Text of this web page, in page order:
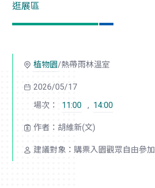
逛展區
植物園/熱帶雨林溫室
2026/05/17
場次：
11:00 , 14:00
作者：胡維新(文)
建議對象：購票入園觀眾自由參加